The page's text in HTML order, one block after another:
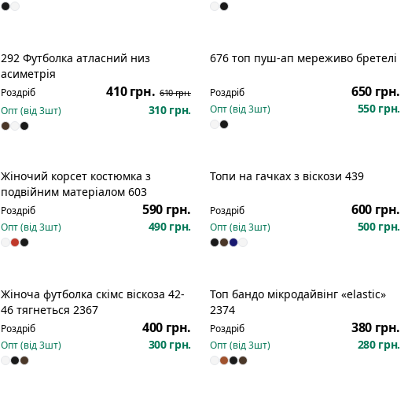
Новинка
292 Футболка атласний низ
асиметрія
Роздріб 410 грн. 610 грн.
Опт (від3шт) 310 грн.
Новинка
676 топ пуш-ап мереживо бретелі
Роздріб 650 грн.
Опт (від3шт) 550 грн.
Жіночий корсет костюмка з
подвійним матеріалом 603
Роздріб 590 грн.
Опт (від3шт) 490 грн.
Топи на гачках з віскози 439
Роздріб 600 грн.
Опт (від3шт) 500 грн.
Жіноча футболка скімс віскоза 42-
46 тягнеться 2367
Роздріб 400 грн.
Опт (від3шт) 300 грн.
Топ бандо мікродайвінг «elastic»
2374
Роздріб 380 грн.
Опт (від3шт) 280 грн.